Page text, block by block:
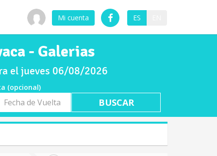
Mi cuenta ES
- Galerias
el jueves 06/08/2026
(opcional)